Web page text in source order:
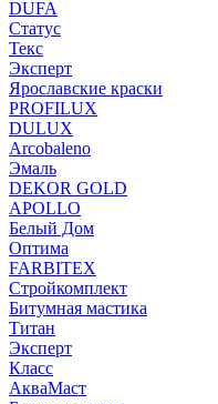
DUFA
Статус
Текс
Эксперт
Ярославские краски
PROFILUX
DULUX
Arcobaleno
Эмаль
DEKOR GOLD
APOLLO
Белый Дом
Оптима
FARBITEX
Стройкомплект
Битумная мастика
Титан
Эксперт
Класс
АкваМаст